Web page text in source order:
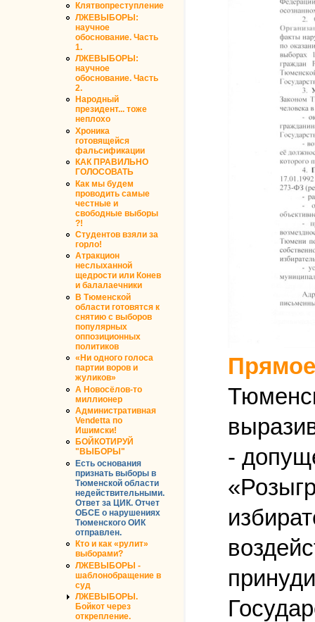
Клятвопреступление
ЛЖЕВЫБОРЫ:
научное
обоснование. Часть
1.
ЛЖЕВЫБОРЫ:
научное
обоснование. Часть
2.
Народный
президент... тоже
неплохо
Хроника
готовящейся
фальсификации
КАК ПРАВИЛЬНО
ГОЛОСОВАТЬ
Как мы будем
проводить самые
честные и
свободные выборы
?!
Студентов взяли за
горло!
Атракцион
неслыханной
щедрости или Конев
и балалаечники
В Тюменской
области готовятся к
снятию с выборов
популярных
оппозиционных
политиков
«Ни одного голоса
партии воров и
жуликов»
А Новосёлов-то
миллионер
Административная
Vendetta по
Ишимски!
БОЙКОТИРУЙ
"ВЫБОРЫ"
Есть основания
признать выборы в
Тюменской области
недействительными.
Ответ за ЦИК. Отчет
ОБСЕ о нарушениях
Тюменского ОИК
отправлен.
Кто и как «рулит»
выборами?
ЛЖЕВЫБОРЫ -
шаблонобращение в
суд
ЛЖЕВЫБОРЫ.
Бойкот через
открепление.
-